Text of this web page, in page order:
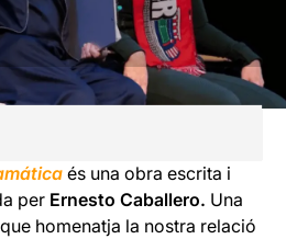
és una obra escrita i
per Ernesto Caballero. Una
homenatja la nostra relació